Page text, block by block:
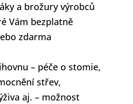
a brožury výrobců
Vám bezplatně
zdarma
– péče o stomie,
střev,
aj. – možnost